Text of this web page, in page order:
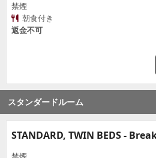
禁煙
朝食付き
返金不可
スタンダードルーム
STANDARD, TWIN BEDS -